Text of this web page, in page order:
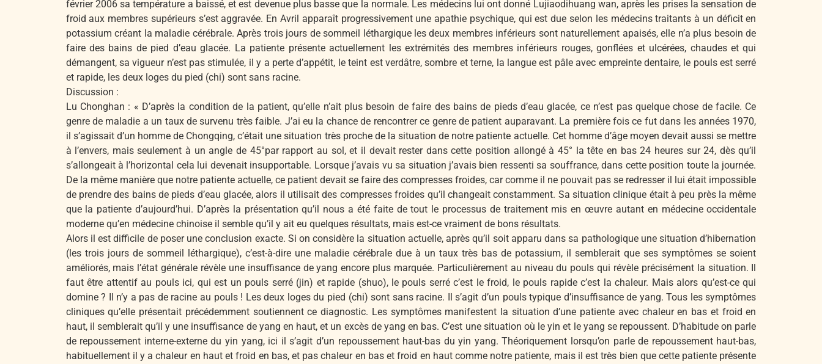
février 2006 sa température a baissé, et est devenue plus basse que la normale. Les médecins lui ont donné Lujiaodihuang wan, après les prises la sensation de
froid aux membres supérieurs s’est aggravée. En Avril apparaît progressivement une apathie psychique, qui est due selon les médecins traitants à un déficit en
potassium créant la maladie cérébrale. Après trois jours de sommeil léthargique les deux membres inférieurs sont naturellement apaisés, elle n’a plus besoin de
faire des bains de pied d’eau glacée. La patiente présente actuellement les extrémités des membres inférieurs rouges, gonflées et ulcérées, chaudes et qui
démangent, sa vigueur n’est pas stimulée, il y a perte d’appétit, le teint est verdâtre, sombre et terne, la langue est pâle avec empreinte dentaire, le pouls est serré
et rapide, les deux loges du pied (chi) sont sans racine.
Discussion :
Lu Chonghan : « D’après la condition de la patient, qu’elle n’ait plus besoin de faire des bains de pieds d’eau glacée, ce n’est pas quelque chose de facile. Ce
genre de maladie a un taux de survenu très faible. J’ai eu la chance de rencontrer ce genre de patient auparavant. La première fois ce fut dans les années 1970,
il s’agissait d’un homme de Chongqing, c’était une situation très proche de la situation de notre patiente actuelle. Cet homme d’âge moyen devait aussi se mettre
à l’envers, mais seulement à un angle de 45°par rapport au sol, et il devait rester dans cette position allongé à 45° la tête en bas 24 heures sur 24, dès qu’il
s’allongeait à l’horizontal cela lui devenait insupportable. Lorsque j’avais vu sa situation j’avais bien ressenti sa souffrance, dans cette position toute la journée.
De la même manière que notre patiente actuelle, ce patient devait se faire des compresses froides, car comme il ne pouvait pas se redresser il lui était impossible
de prendre des bains de pieds d’eau glacée, alors il utilisait des compresses froides qu’il changeait constamment. Sa situation clinique était à peu près la même
que la patiente d’aujourd’hui. D’après la présentation qu’il nous a été faite de tout le processus de traitement mis en œuvre autant en médecine occidentale
moderne qu’en médecine chinoise il semble qu’il y ait eu quelques résultats, mais est-ce vraiment de bons résultats.
Alors il est difficile de poser une conclusion exacte. Si on considère la situation actuelle, après qu’il soit apparu dans sa pathologique une situation d’hibernation
(les trois jours de sommeil léthargique), c’est-à-dire une maladie cérébrale due à un taux très bas de potassium, il semblerait que ses symptômes se soient
améliorés, mais l’état générale révèle une insuffisance de yang encore plus marquée. Particulièrement au niveau du pouls qui révèle précisément la situation. Il
faut être attentif au pouls ici, qui est un pouls serré (jin) et rapide (shuo), le pouls serré c’est le froid, le pouls rapide c’est la chaleur. Mais alors qu’est-ce qui
domine ? Il n’y a pas de racine au pouls ! Les deux loges du pied (chi) sont sans racine. Il s’agit d’un pouls typique d’insuffisance de yang. Tous les symptômes
cliniques qu’elle présentait précédemment soutiennent ce diagnostic. Les symptômes manifestent la situation d’une patiente avec chaleur en bas et froid en
haut, il semblerait qu’il y une insuffisance de yang en haut, et un excès de yang en bas. C’est une situation où le yin et le yang se repoussent. D’habitude on parle
de repoussement interne-externe du yin yang, ici il s’agit d’un repoussement haut-bas du yin yang. Théoriquement lorsqu’on parle de repoussement haut-bas,
habituellement il y a chaleur en haut et froid en bas, et pas chaleur en bas et froid en haut comme notre patiente, mais il est très bien que cette patiente présente